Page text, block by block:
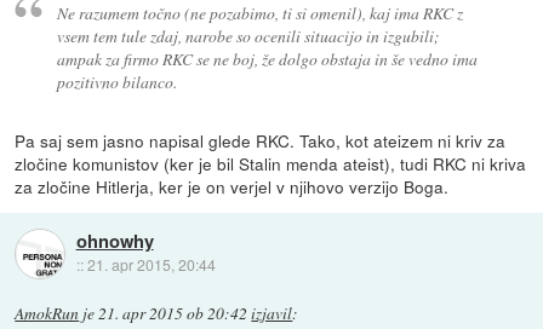
Ne razumem točno (ne pozabimo, ti si omenil), kaj ima RKC z
vsem tem tule zdaj, narobe so ocenili situacijo in izgubili;
ampak za firmo RKC se ne boj, že dolgo obstaja in še vedno ima
pozitivno bilanco.
Pa saj sem jasno napisal glede RKC. Tako, kot ateizem ni kriv za
zločine komunistov (ker je bil Stalin menda ateist), tudi RKC ni kriva
za zločine Hitlerja, ker je on verjel v njihovo verzijo Boga.
ohnowhy
::21. apr 2015, 20:44
AmokRun je21. apr 2015 ob 20:42 izjavil: